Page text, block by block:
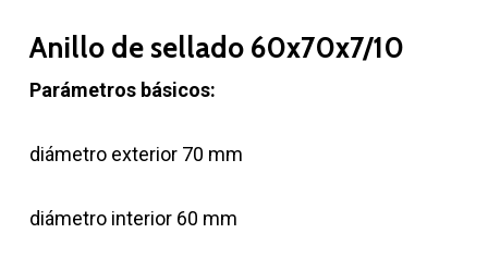
Anillo de sellado 60x70x7/10
Parámetros básicos:
diámetro exterior 70 mm
diámetro interior 60 mm